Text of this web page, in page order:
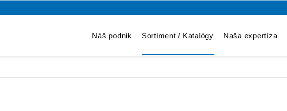
Náš podnik Sortiment / Katalógy Naša expertíza